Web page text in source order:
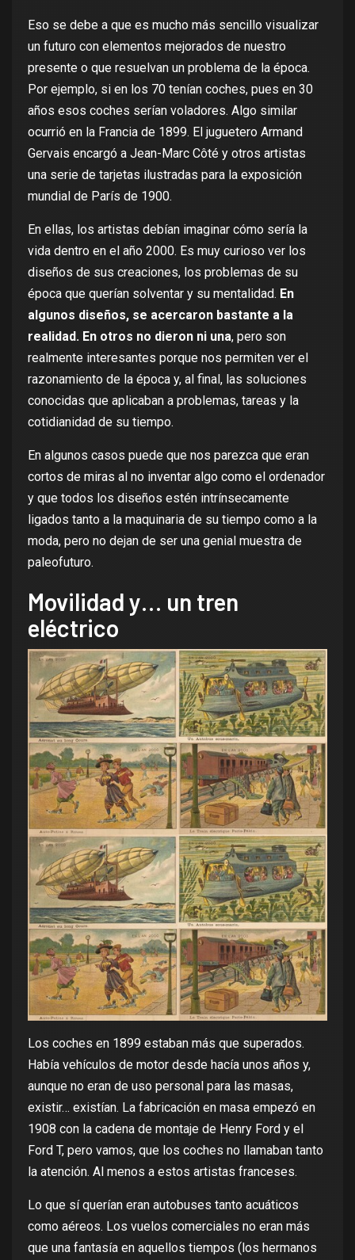
Eso se debe a que es mucho más sencillo visualizar
un futuro con elementos mejorados de nuestro
presente o que resuelvan un problema de la época.
Por ejemplo, si en los 70 tenían coches, pues en 30
años esos coches serían voladores. Algo similar
ocurrió en la Francia de 1899. El juguetero Armand
Gervais encargó a Jean-Marc Côté y otros artistas
una serie de tarjetas ilustradas para la exposición
mundial de París de 1900.
En ellas, los artistas debían imaginar cómo sería la
vida dentro en el año 2000. Es muy curioso ver los
diseños de sus creaciones, los problemas de su
época que querían solventar y su mentalidad. En
algunos diseños, se acercaron bastante a la
realidad. En otros no dieron ni una, pero son
realmente interesantes porque nos permiten ver el
razonamiento de la época y, al final, las soluciones
conocidas que aplicaban a problemas, tareas y la
cotidianidad de su tiempo.
En algunos casos puede que nos parezca que eran
cortos de miras al no inventar algo como el ordenador
y que todos los diseños estén intrínsecamente
ligados tanto a la maquinaria de su tiempo como a la
moda, pero no dejan de ser una genial muestra de
paleofuturo.
Movilidad y… un tren
eléctrico
Los coches en 1899 estaban más que superados.
Había vehículos de motor desde hacía unos años y,
aunque no eran de uso personal para las masas,
existir… existían. La fabricación en masa empezó en
1908 con la cadena de montaje de Henry Ford y el
Ford T, pero vamos, que los coches no llamaban tanto
la atención. Al menos a estos artistas franceses.
Lo que sí querían eran autobuses tanto acuáticos
como aéreos. Los vuelos comerciales no eran más
que una fantasía en aquellos tiempos (los hermanos